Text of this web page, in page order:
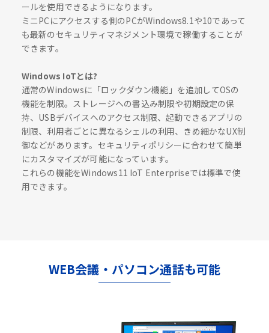
ールを使用できるようになります。
ミニPCにアクセスする側のPCがWindows8.1や10であって
も最新のセキュリティマネジメント環境で稼働することが
できます。
Windows IoTとは?
通常のWindowsに「ロックダウン機能」を追加してOSの
機能を制限。ストレージへの書込み制限や初期設定の保
持、USBデバイスへのアクセス制限、起動できるアプリの
制限、利用者ごとに異なるシェルの利用、きめ細かなUX制
御などがあります。セキュリティポリシーに合わせて簡単
にカスタマイズが可能になっています。
これらの機能をWindows11 IoT Enterpriseでは標準で使
用できます。
WEB会議・パソコン通話も可能